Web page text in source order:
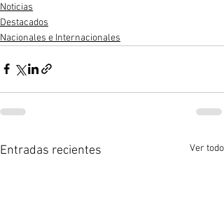
Noticias
Destacados
Nacionales e Internacionales
Entradas recientes Ver todo